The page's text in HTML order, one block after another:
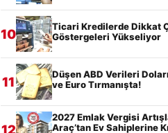
10
Ticari Kredilerde Dikkat
Göstergeleri Yükseliyor
11
Düşen ABD Verileri
ve Euro Tırmanışta!
12
2027 Emlak Vergisi
Araç’tan Ev Sahiplerine